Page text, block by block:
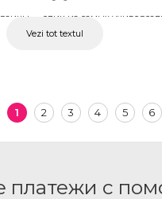
— один из самых
для любого получателя и
Каждый набор собирается с
дом в аккуратной упаковке,
Vezi tot textul
1 2 3 4 5 6
платежи с